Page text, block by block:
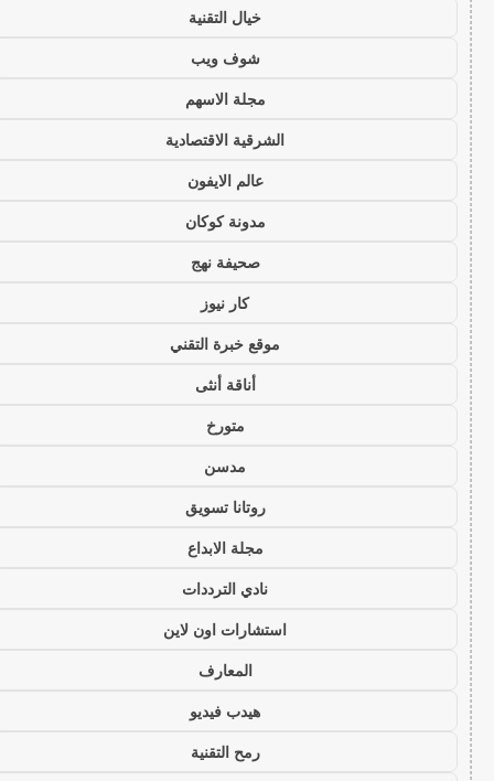
خيال التقنية
شوف ويب
مجلة الاسهم
الشرقية الاقتصادية
عالم الايفون
مدونة كوكان
صحيفة نهج
كار نيوز
موقع خبرة التقني
أناقة أنثى
متورخ
مدسن
روتانا تسويق
مجلة الابداع
نادي الترددات
استشارات اون لاين
المعارف
هيدب فيديو
رمح التقنية